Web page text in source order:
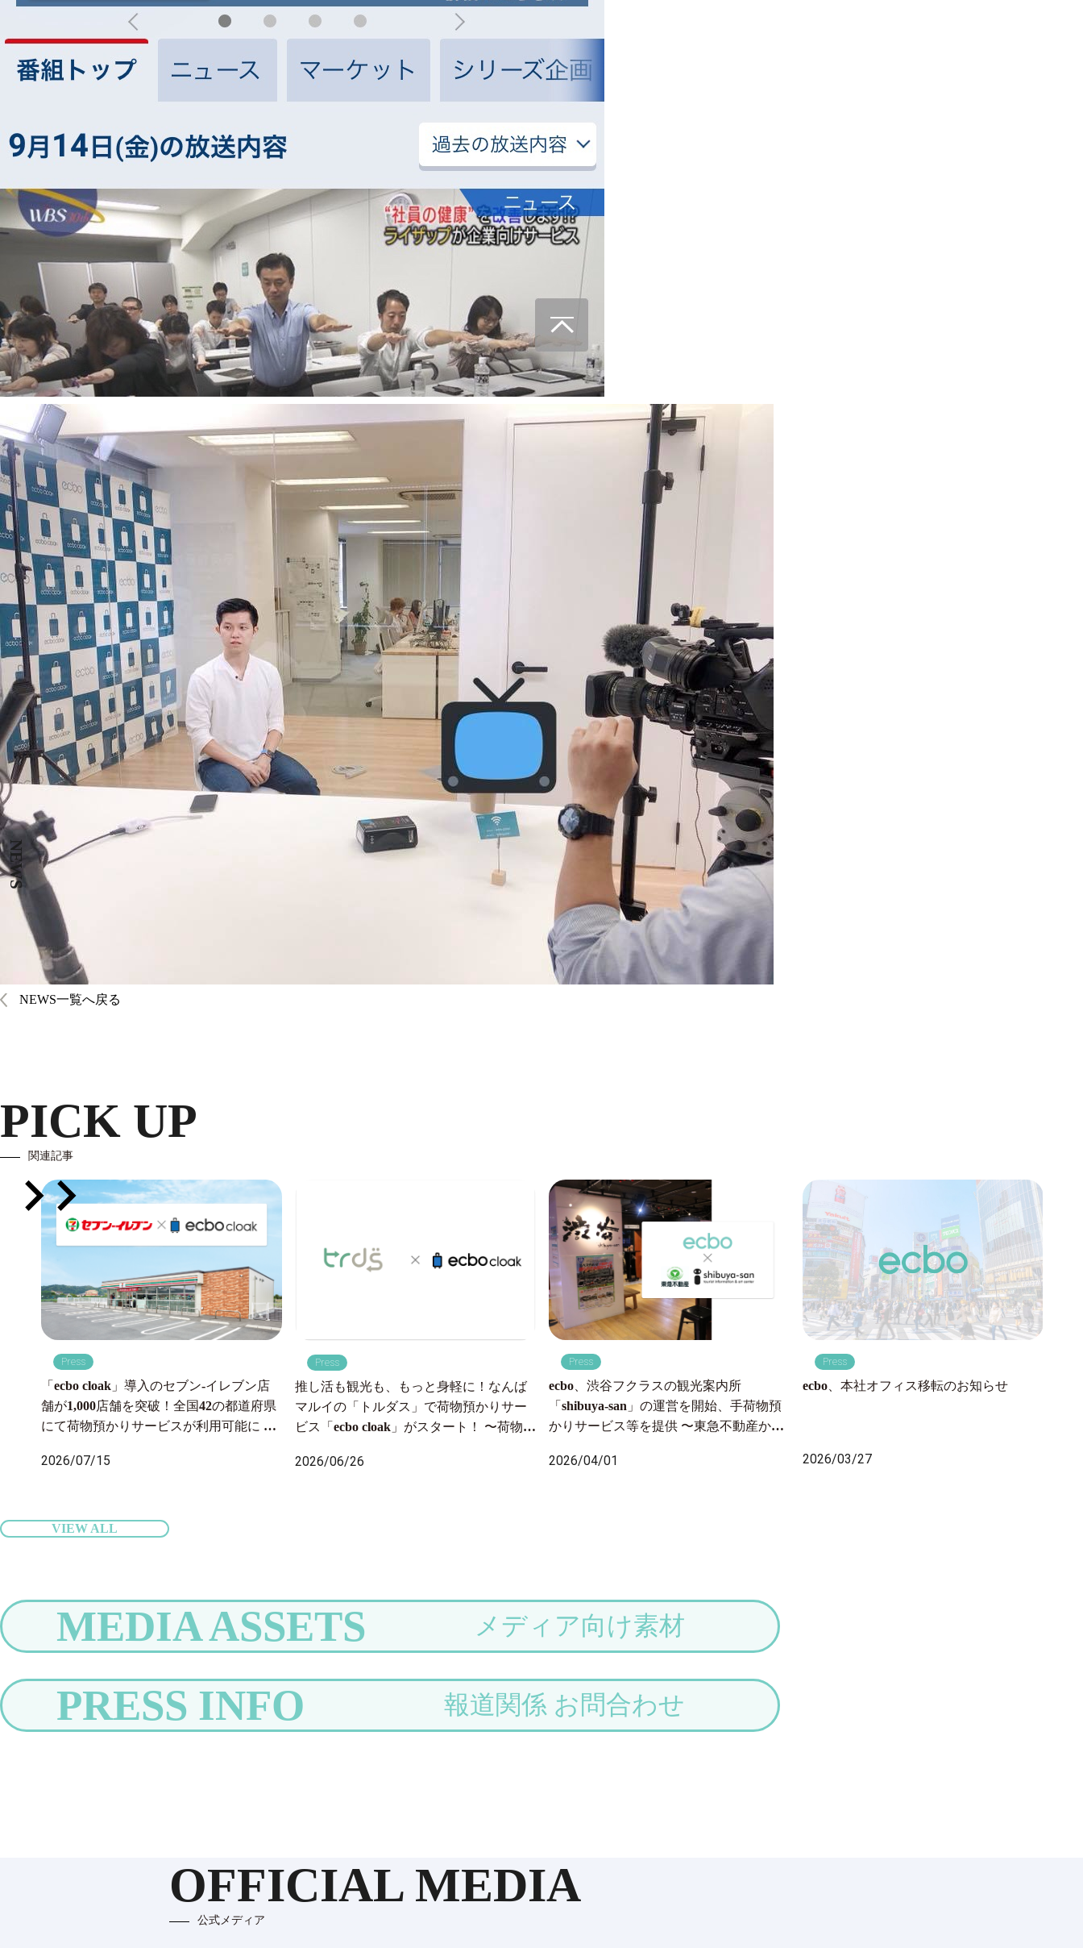
NEWS
NEWS一覧へ戻る
PICK UP
関連記事
Press
「ecbo cloak」導入のセブン‐イレブン店
舗が1,000店舗を突破！全国42の都道府県
にて荷物預かりサービスが利用可能に 〜
ブン店舗にも導入開始、全国の旅行者の
2026/07/15
Press
推し活も観光も、もっと身軽に！なんば
マルイの「トルダス」で荷物預かりサー
ビス「ecbo cloak」がスタート！ 〜荷物の
ップでサポート〜
2026/06/26
Press
ecbo、渋谷フクラスの観光案内所
「shibuya-san」の運営を開始、手荷物預
かりサービス等を提供 〜東急不動産から
る施設にて 手荷物課題を解決し、渋谷の
2026/04/01
Press
ecbo、本社オフィス移転のお知らせ
2026/03/27
VIEW ALL
MEDIA ASSETS メディア向け素材
PRESS INFO 報道関係 お問合わせ
OFFICIAL MEDIA
公式メディア